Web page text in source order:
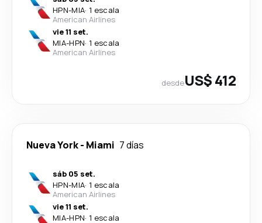
HPN-MIA· 1 escala
American Airlines
vie 11 set.
MIA-HPN· 1 escala
American Airlines
desdeUS$ 412
Nueva York- Miami 7 días
sáb 05 set.
HPN-MIA· 1 escala
American Airlines
vie 11 set.
MIA-HPN· 1 escala